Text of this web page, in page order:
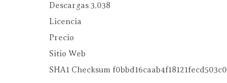
Descargas 3,038
Licencia
Precio
Sitio Web
SHA1 Checksum